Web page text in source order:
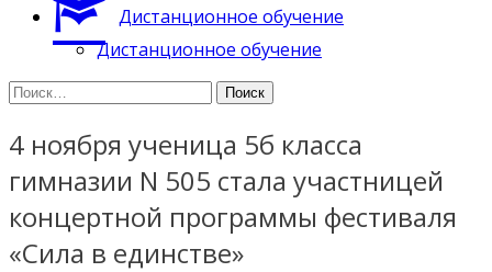
Дистанционное обучение
Дистанционное обучение
Найти:
4 ноября ученица 5б класса
гимназии N 505 стала участницей
концертной программы фестиваля
«Сила в единстве»